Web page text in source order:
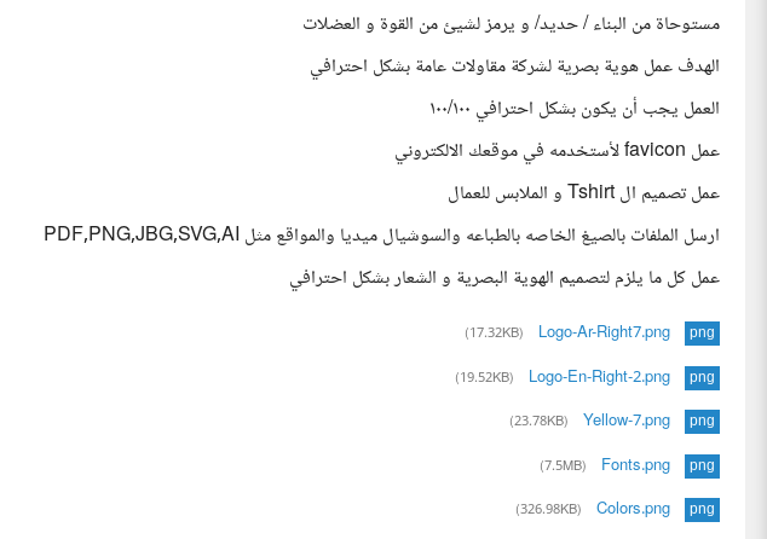
مستوحاة من البناء / حديد/ و يرمز لشيئ من القوة و العضلات
الهدف عمل هوية بصرية لشركة مقاولات عامة بشكل احترافي
العمل يجب أن يكون بشكل احترافي ١٠٠/١٠٠
عمل favicon لأستخدمه في موقعك الالكتروني
عمل تصميم ال Tshirt و الملابس للعمال
ارسل الملفات بالصيغ الخاصه بالطباعه والسوشيال ميديا والمواقع مثل PDF,PNG,JBG,SVG,AI
عمل كل ما يلزم لتصميم الهوية البصرية و الشعار بشكل احترافي
png
Logo-Ar-Right7.png
(17.32KB)
png
Logo-En-Right-2.png
(19.52KB)
png
Yellow-7.png
(23.78KB)
png
Fonts.png
(7.5MB)
png
Colors.png
(326.98KB)